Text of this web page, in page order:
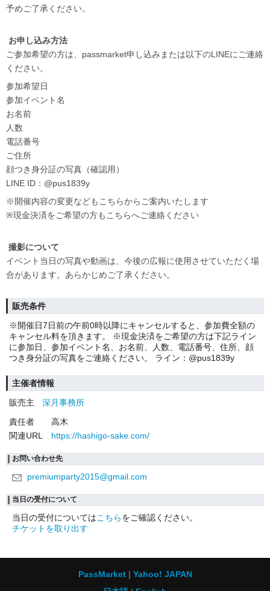
予めご了承ください。
お申し込み方法
ご参加希望の方は、passmarket申し込みまたは以下のLINEにご連絡
ください。
参加希望日
参加イベント名
お名前
人数
電話番号
ご住所
顔つき身分証の写真（確認用）
LINE ID：@pus1839y
※開催内容の変更などもこちらからご案内いたします
※現金決済をご希望の方もこちらへご連絡ください
撮影について
イベント当日の写真や動画は、今後の広報に使用させていただく場
合があります。あらかじめご了承ください。
販売条件
※開催日7日前の午前0時以降にキャンセルすると、参加費全額の
キャンセル料を頂きます。 ※現金決済をご希望の方は下記ライン
に参加日、参加イベント名、お名前、人数、電話番号、住所、顔
つき身分証の写真をご連絡ください。 ライン：@pus1839y
主催者情報
販売主
深月事務所
責任者
高木
関連URL
https://hashigo-sake.com/
お問い合わせ先
premiumparty2015@gmail.com
当日の受付について
当日の受付についてはこちらをご確認ください。
チケットを取り出す
PassMarket
Yahoo! JAPAN